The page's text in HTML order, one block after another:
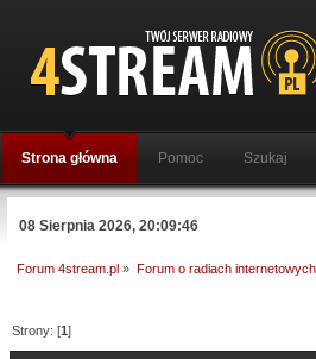
Strona główna Pomoc Szukaj
08 Sierpnia 2026, 20:09:46
Forum 4stream.pl » Forum o radiach internetowych
Strony: [1]